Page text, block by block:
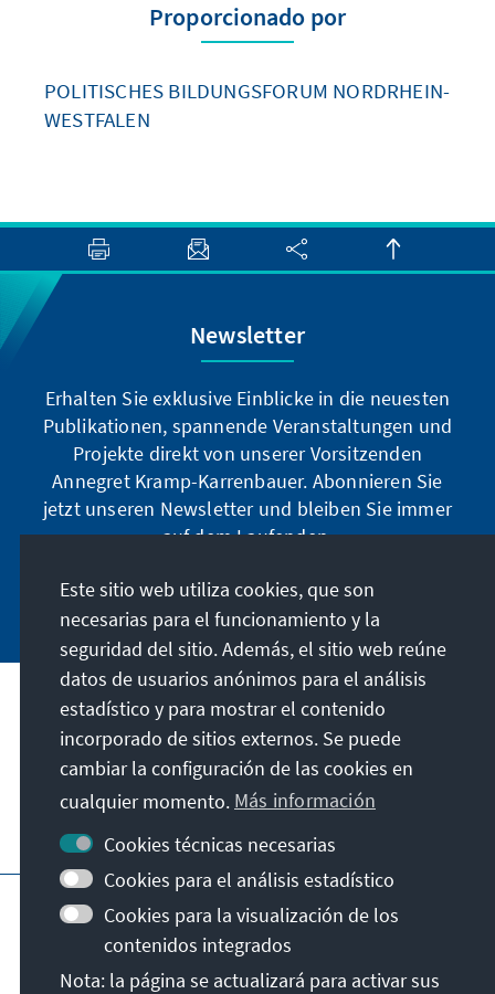
Proporcionado por
POLITISCHES BILDUNGSFORUM NORDRHEIN-
WESTFALEN
Newsletter
Erhalten Sie exklusive Einblicke in die neuesten
Publikationen, spannende Veranstaltungen und
Projekte direkt von unserer Vorsitzenden
Annegret Kramp-Karrenbauer. Abonnieren Sie
jetzt unseren Newsletter und bleiben Sie immer
auf dem Laufenden.
Jetzt abonnieren
Nuestra misión
Contacto
Otras ofertas de la fundación
Pie de imprenta
Condiciones de uso
Declaración sobre accesibilidad
Barriere melden
Mapa del sitio
Este sitio web utiliza cookies, que son
necesarias para el funcionamiento y la
seguridad del sitio. Además, el sitio web reúne
datos de usuarios anónimos para el análisis
estadístico y para mostrar el contenido
incorporado de sitios externos. Se puede
cambiar la configuración de las cookies en
cualquier momento. Más información
Cookies técnicas necesarias
Cookies para el análisis estadístico
Cookies para la visualización de los
contenidos integrados
Nota: la página se actualizará para activar sus